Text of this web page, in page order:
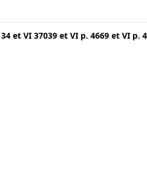
et VI 37039 et VI p. 4669 et VI p.